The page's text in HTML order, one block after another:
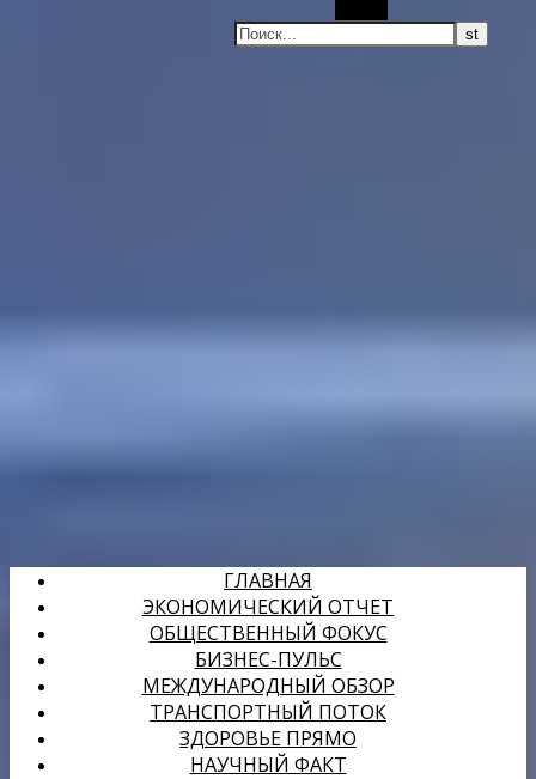
ГЛАВНАЯ
ЭКОНОМИЧЕСКИЙ ОТЧЕТ
ОБЩЕСТВЕННЫЙ ФОКУС
БИЗНЕС-ПУЛЬС
МЕЖДУНАРОДНЫЙ ОБЗОР
ТРАНСПОРТНЫЙ ПОТОК
ЗДОРОВЬЕ ПРЯМО
НАУЧНЫЙ ФАКТ